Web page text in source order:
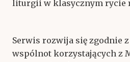
liturgii w klasycznym rycie
Serwis rozwija się zgodnie
wspólnot korzystających z